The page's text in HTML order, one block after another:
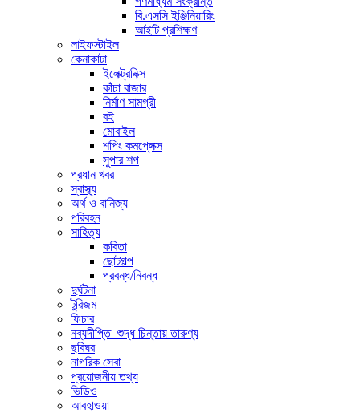
বি.এসসি ইঞ্জিনিয়ারিং
আইটি প্রশিক্ষণ
লাইফস্টাইল
কেনাকাটা
ইলেক্ট্রনিক্স
কাঁচা বাজার
নির্মাণ সামগ্রী
বই
মোবাইল
শপিং কমপ্লেক্স
সুপার শপ
প্রধান খবর
স্বাস্থ্য
অর্থ ও বানিজ্য
পরিবহন
সাহিত্য
কবিতা
ছোটগল্প
প্রবন্ধ/নিবন্ধ
দুর্ঘটনা
টুরিজম
ফিচার
নব্যদীপ্তি_শুদ্ধ চিন্তায় তারুণ্য
ছবিঘর
নাগরিক সেবা
প্রয়োজনীয় তথ্য
ভিডিও
আবহাওয়া